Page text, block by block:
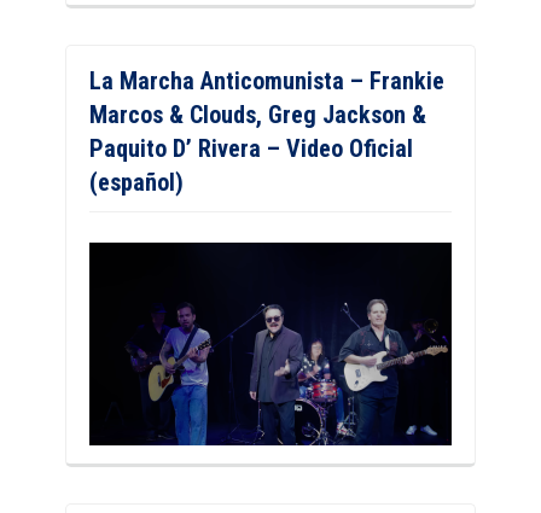
La Marcha Anticomunista – Frankie
Marcos & Clouds, Greg Jackson &
Paquito D’ Rivera – Video Oficial
(español)